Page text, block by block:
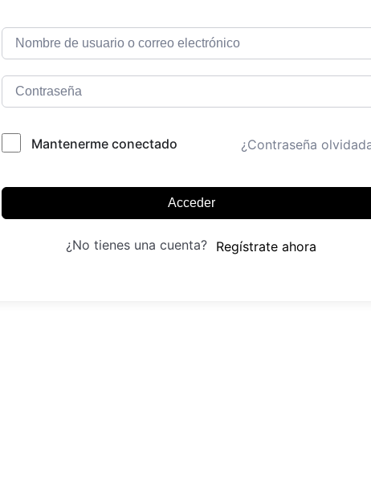
Mantenerme conectado ¿Contraseña
Acceder
¿No tienes una cuenta? Regístrate ahora